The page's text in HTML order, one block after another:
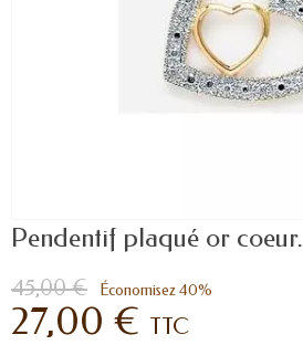
Pendentif plaqué or coeur.
45,00 € Économisez 40%
27,00 € TTC